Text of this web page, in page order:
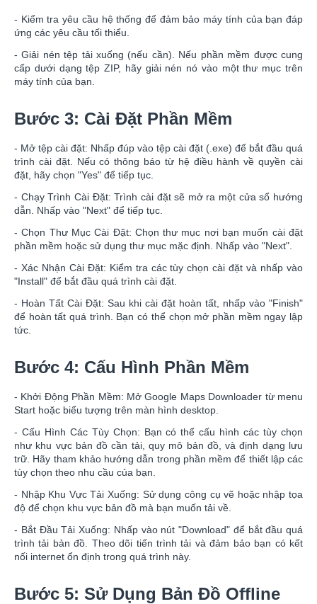
- Kiểm tra yêu cầu hệ thống để đảm bảo máy tính của bạn đáp
ứng các yêu cầu tối thiểu.
- Giải nén tệp tải xuống (nếu cần). Nếu phần mềm được cung
cấp dưới dạng tệp ZIP, hãy giải nén nó vào một thư mục trên
máy tính của bạn.
Bước 3: Cài Đặt Phần Mềm
- Mở tệp cài đặt: Nhấp đúp vào tệp cài đặt (.exe) để bắt đầu quá
trình cài đặt. Nếu có thông báo từ hệ điều hành về quyền cài
đặt, hãy chọn "Yes" để tiếp tục.
- Chạy Trình Cài Đặt: Trình cài đặt sẽ mở ra một cửa sổ hướng
dẫn. Nhấp vào "Next" để tiếp tục.
- Chọn Thư Mục Cài Đặt: Chọn thư mục nơi bạn muốn cài đặt
phần mềm hoặc sử dụng thư mục mặc định. Nhấp vào "Next".
- Xác Nhận Cài Đặt: Kiểm tra các tùy chọn cài đặt và nhấp vào
"Install" để bắt đầu quá trình cài đặt.
- Hoàn Tất Cài Đặt: Sau khi cài đặt hoàn tất, nhấp vào "Finish"
để hoàn tất quá trình. Bạn có thể chọn mở phần mềm ngay lập
tức.
Bước 4: Cấu Hình Phần Mềm
- Khởi Động Phần Mềm: Mở Google Maps Downloader từ menu
Start hoặc biểu tượng trên màn hình desktop.
- Cấu Hình Các Tùy Chọn: Bạn có thể cấu hình các tùy chọn
như khu vực bản đồ cần tải, quy mô bản đồ, và định dạng lưu
trữ. Hãy tham khảo hướng dẫn trong phần mềm để thiết lập các
tùy chọn theo nhu cầu của bạn.
- Nhập Khu Vực Tải Xuống: Sử dụng công cụ vẽ hoặc nhập tọa
độ để chọn khu vực bản đồ mà bạn muốn tải về.
- Bắt Đầu Tải Xuống: Nhấp vào nút "Download" để bắt đầu quá
trình tải bản đồ. Theo dõi tiến trình tải và đảm bảo bạn có kết
nối internet ổn định trong quá trình này.
Bước 5: Sử Dụng Bản Đồ Offline